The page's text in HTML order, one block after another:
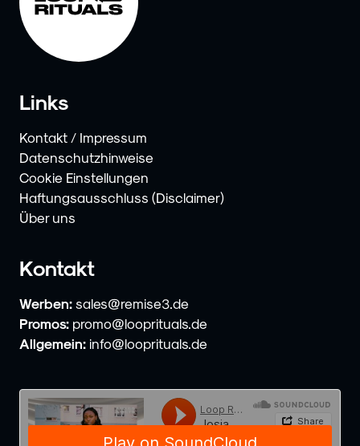
Links
Kontakt / Impressum
Datenschutzhinweise
Cookie Einstellungen
Haftungsausschluss (Disclaimer)
Über uns
Kontakt
Werben: sales@remise3.de
Promos: promo@looprituals.de
Allgemein: info@looprituals.de